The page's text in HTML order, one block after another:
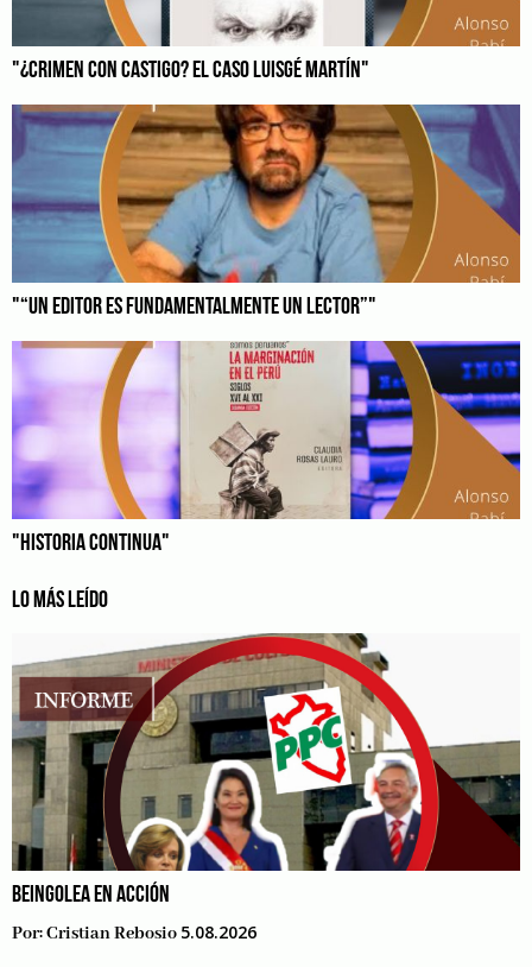
"¿CRIMEN CON CASTIGO? EL CASO LUISGÉ MARTÍN"
"“UN EDITOR ES FUNDAMENTALMENTE UN LECTOR”"
"HISTORIA CONTINUA"
LO MÁS LEÍDO
BEINGOLEA EN ACCIÓN
Por:Cristian Rebosio 5.08.2026